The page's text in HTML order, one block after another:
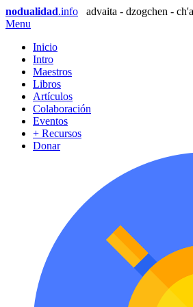
nodualidad.info
advaita - dzogchen -
Menu
Inicio
Intro
Maestros
Libros
Artículos
Colaboración
Eventos
+ Recursos
Donar